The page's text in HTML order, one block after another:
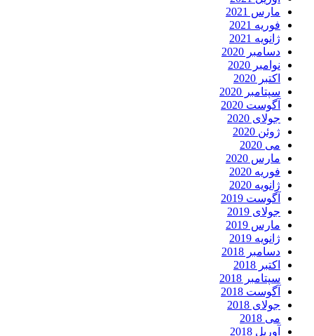
مارس 2021
فوریه 2021
ژانویه 2021
دسامبر 2020
نوامبر 2020
اکتبر 2020
سپتامبر 2020
آگوست 2020
جولای 2020
ژوئن 2020
می 2020
مارس 2020
فوریه 2020
ژانویه 2020
آگوست 2019
جولای 2019
مارس 2019
ژانویه 2019
دسامبر 2018
اکتبر 2018
سپتامبر 2018
آگوست 2018
جولای 2018
می 2018
آوریل 2018